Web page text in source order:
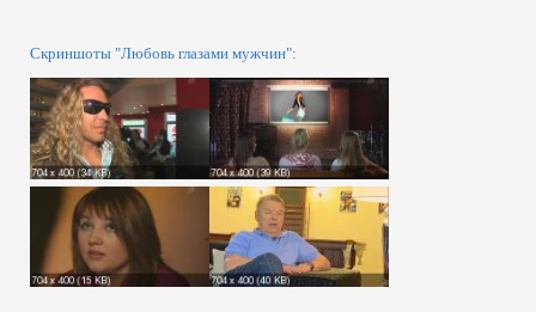
Скриншоты "Любовь глазами мужчин":